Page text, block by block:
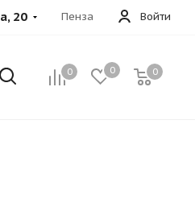
Войти
Пенза
20
0 0 0